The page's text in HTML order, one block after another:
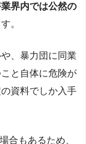
業界内では公然の
。
、暴力団に同業
と自体に危険が
資料でしか入手
場合もあるため、